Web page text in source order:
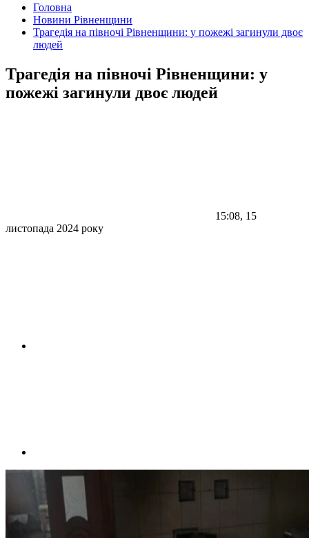
Головна
Новини Рівненщини
Трагедія на півночі Рівненщини: у пожежі загинули двоє
людей
Трагедія на півночі Рівненщини: у
пожежі загинули двоє людей
15:08, 15
листопада 2024 року